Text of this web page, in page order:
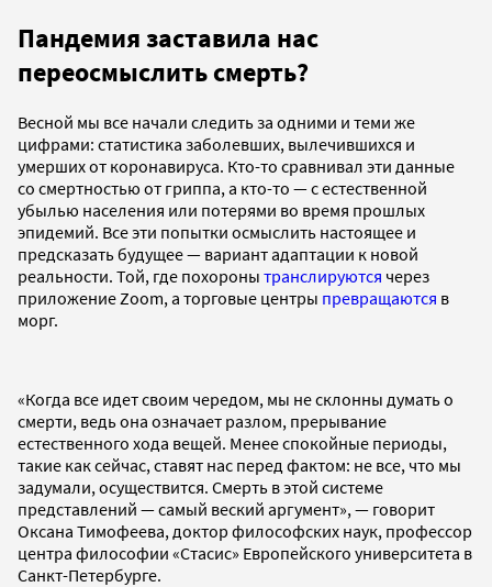
Пандемия заставила нас
переосмыслить смерть?
Весной мы все начали следить за одними и теми же
цифрами: статистика заболевших, вылечившихся и
умерших от коронавируса. Кто-то сравнивал эти данные
со смертностью от гриппа, а кто-то — с естественной
убылью населения или потерями во время прошлых
эпидемий. Все эти попытки осмыслить настоящее и
предсказать будущее — вариант адаптации к новой
реальности. Той, где похороны транслируются через
приложение Zoom, а торговые центры превращаются в
морг.
«Когда все идет своим чередом, мы не склонны думать о
смерти, ведь она означает разлом, прерывание
естественного хода вещей. Менее спокойные периоды,
такие как сейчас, ставят нас перед фактом: не все, что мы
задумали, осуществится. Смерть в этой системе
представлений — самый веский аргумент», — говорит
Оксана Тимофеева, доктор философских наук, профессор
центра философии «Стасис» Европейского университета в
Санкт-Петербурге.